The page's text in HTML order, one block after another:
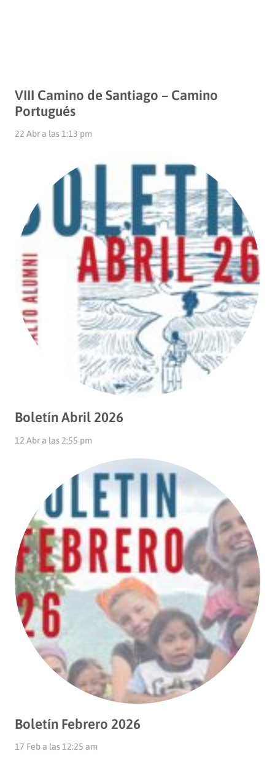
VIII Camino de Santiago – Camino
Portugués
22 Abr a las 1:13 pm
Boletín Abril 2026
12 Abr a las 2:55 pm
Boletín Febrero 2026
17 Feb a las 12:25 am